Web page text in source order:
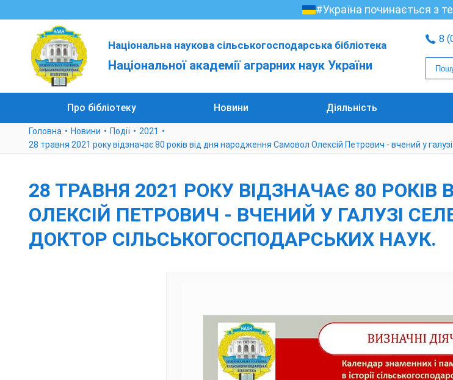
#Україна починається з
Національна наукова сільськогосподарська бібліотека
Національної академії аграрних наук України
8
Про бібліотеку Новини Діяльність
Головна Новини Події
2021
28 травня 2021 року відзначає 80 років від дня народження Самовол Олексій Петрович - вчений у
28 ТРАВНЯ 2021 РОКУ ВІДЗНАЧАЄ 80
ОЛЕКСІЙ ПЕТРОВИЧ - ВЧЕНИЙ У ГАЛУЗІ
ДОКТОР СІЛЬСЬКОГОСПОДАРСЬКИХ НАУК.